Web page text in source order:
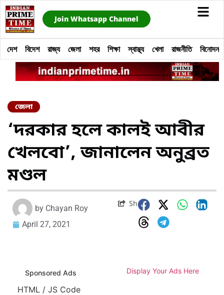
Join Whatsapp Channel
দেশ বিদেশ রাজ্য জেলা শহর শিক্ষা স্বাস্থ্য খেলা রাজনীতি বিনোদন
জেলা
‘দরকার হলে কালই আবীর
খেলবো’, জানালেন অনুব্রত
মণ্ডল
by Chayan Roy
April 27, 2021
Share
Sponsored Ads Display Your Ads Here
HTML / JS Code